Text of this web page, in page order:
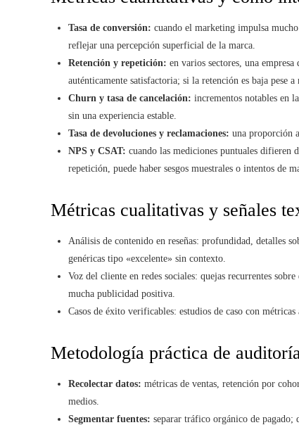
Tasa de conversión: cuando el marketing impulsa
reflejar una percepción superficial de la marca.
Retención y repetición: en varios sectores, una
auténticamente satisfactoria; si la retención es baja pese
Churn y tasa de cancelación: incrementos notables en
sin una experiencia estable.
Tasa de devoluciones y reclamaciones: una proporción
NPS y CSAT: cuando las mediciones puntuales difieren
repetición, puede haber sesgos muestrales o intentos de
Métricas cualitativas y señales
Análisis de contenido en reseñas: profundidad, detalles
genéricas tipo «excelente» sin contexto.
Voz del cliente en redes sociales: quejas recurrentes
mucha publicidad positiva.
Casos de éxito verificables: estudios de caso con
Metodología práctica de
Recolectar datos: métricas de ventas, retención por
medios.
Segmentar fuentes: separar tráfico orgánico de pagado;